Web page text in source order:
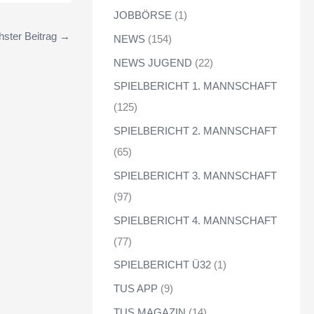
Beitrag →
JOBBÖRSE (1)
NEWS (154)
NEWS JUGEND (22)
SPIELBERICHT 1. MANNSCHAFT
(125)
SPIELBERICHT 2. MANNSCHAFT
(65)
SPIELBERICHT 3. MANNSCHAFT
(97)
SPIELBERICHT 4. MANNSCHAFT
(77)
SPIELBERICHT Ü32 (1)
TUS APP (9)